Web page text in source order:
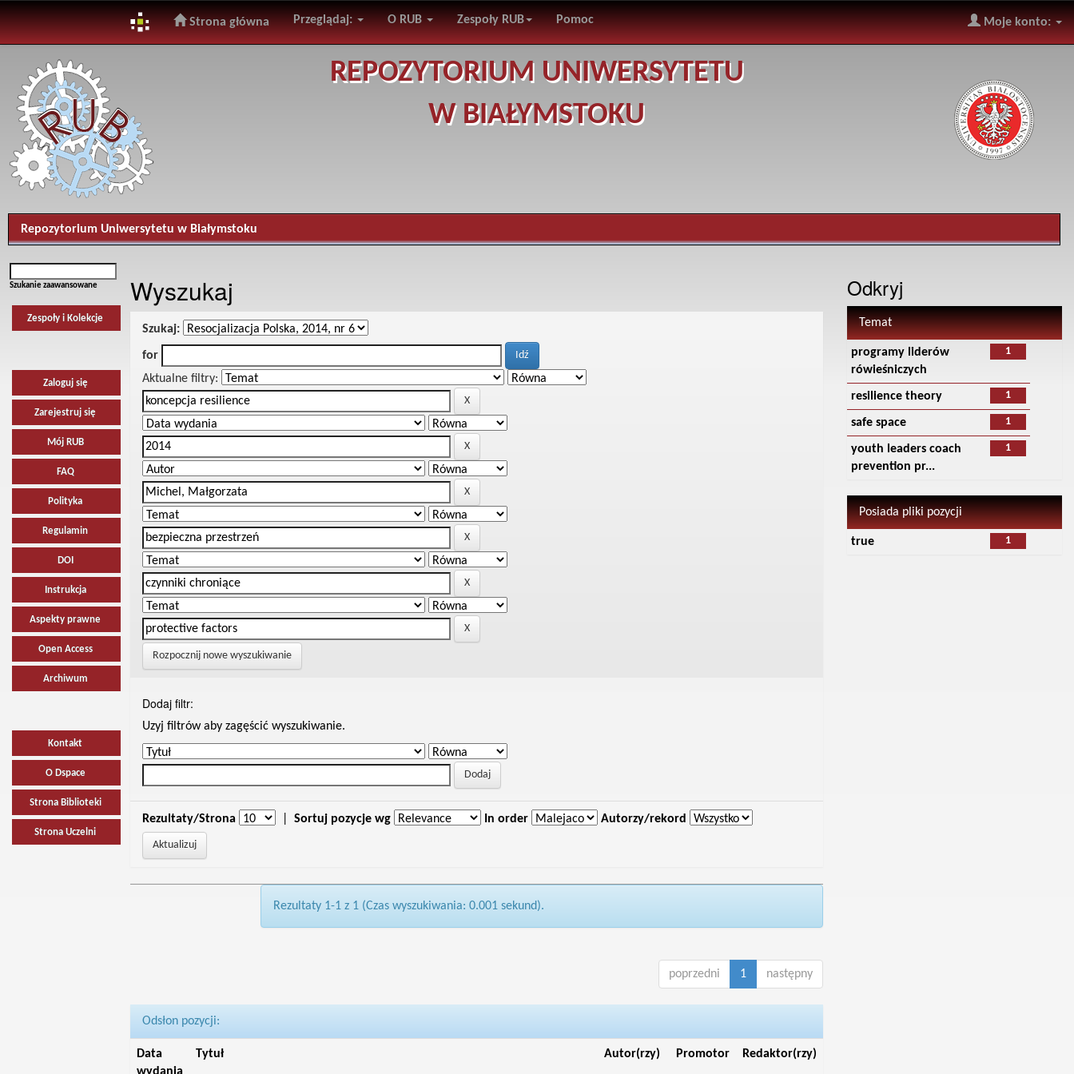
navigation
Strona główna Przeglądaj: O RUB Zespoły RUB Pomoc Moje konto:
REPOZYTORIUM UNIWERSYTETU
W BIAŁYMSTOKU
Repozytorium Uniwersytetu w Białymstoku
Szukanie zaawansowane
Zespoły i Kolekcje
Zaloguj się
Zarejestruj się
Mój RUB
FAQ
Polityka
Regulamin
DOI
Instrukcja
Aspekty prawne
Open Access
Archiwum
Kontakt
O Dspace
Strona Biblioteki
Strona Uczelni
Wyszukaj
Szukaj:
for
Aktualne filtry:
Rozpocznij nowe wyszukiwanie
Dodaj filtr:
Uzyj filtrów aby zagęścić wyszukiwanie.
Rezultaty/Strona Sortuj pozycje wg In order Autorzy/rekord
Rezultaty 1-1 z 1 (Czas wyszukiwania: 0.001 sekund).
poprzedni 1 następny
Odsłon pozycji:
Data
Tytuł Autor(rzy) Promotor Redaktor(rzy)
Odkryj
Temat
1
programy liderów
rówieśniczych
1
resilience theory
1
safe space
1
youth leaders coach
prevention pr...
Posiada pliki pozycji
1
true